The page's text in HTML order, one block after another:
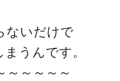
ないだけで
うんです。
～～～～～